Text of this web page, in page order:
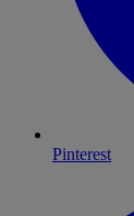
Pinterest